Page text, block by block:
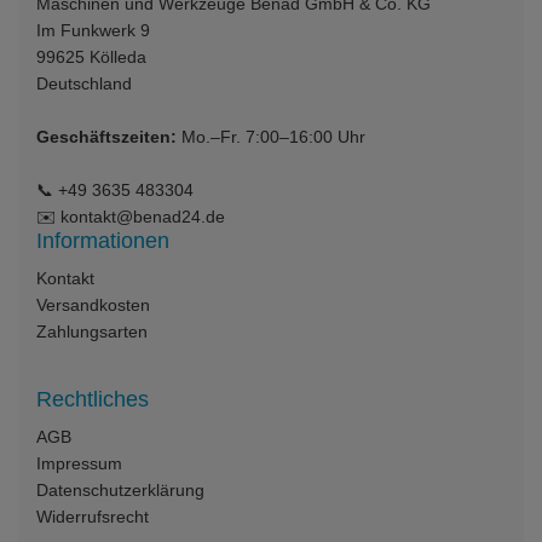
Maschinen und Werkzeuge Benad GmbH & Co. KG
Im Funkwerk 9
99625 Kölleda
Deutschland
Geschäftszeiten: Mo.–Fr. 7:00–16:00 Uhr
📞 +49 3635 483304
✉️ kontakt@benad24.de
Informationen
Kontakt
Versandkosten
Zahlungsarten
Rechtliches
AGB
Impressum
Datenschutzerklärung
Widerrufsrecht